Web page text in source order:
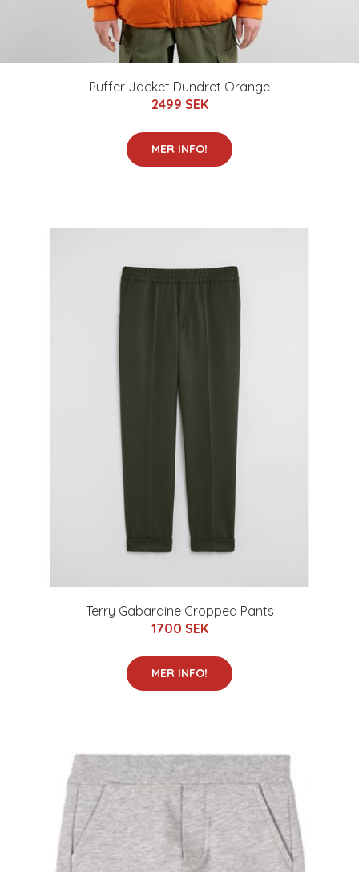
Puffer Jacket Dundret Orange
2499 SEK
MER INFO!
Terry Gabardine Cropped Pants
1700 SEK
MER INFO!